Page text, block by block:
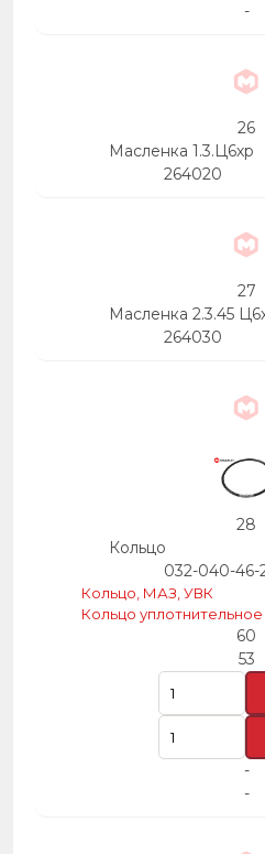
-
26
Масленка 1.3.Ц6хр
264020
27
Масленка 2.3.45
264030
28
Кольцо
032-040-46-
Кольцо, МАЗ, УВК
Кольцо
60
53
-
-